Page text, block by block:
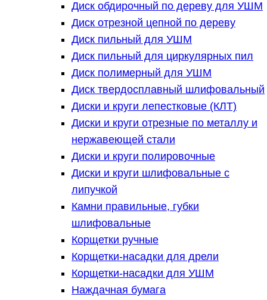
Диск обдирочный по дереву для УШМ
Диск отрезной цепной по дереву
Диск пильный для УШМ
Диск пильный для циркулярных пил
Диск полимерный для УШМ
Диск твердосплавный шлифовальный
Диски и круги лепестковые (КЛТ)
Диски и круги отрезные по металлу и
нержавеющей стали
Диски и круги полировочные
Диски и круги шлифовальные с
липучкой
Камни правильные, губки
шлифовальные
Корщетки ручные
Корщетки-насадки для дрели
Корщетки-насадки для УШМ
Наждачная бумага